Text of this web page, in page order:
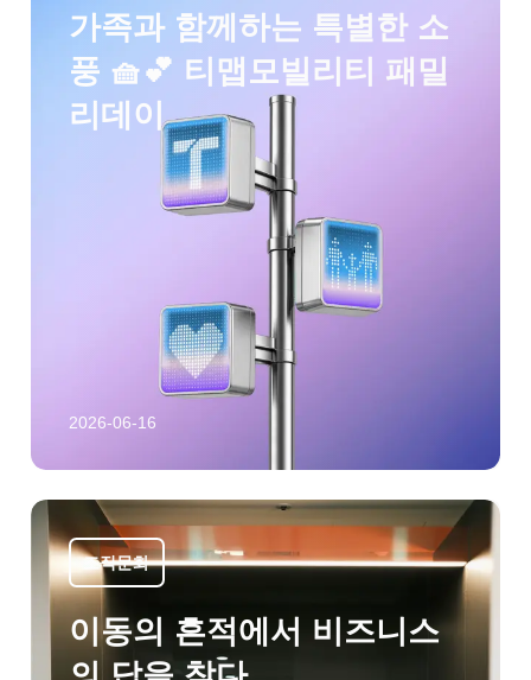
가족과 함께하는 특별한 소
풍 🧺💕 티맵모빌리티 패밀
리데이
2026-06-16
조직문화
이동의 흔적에서 비즈니스